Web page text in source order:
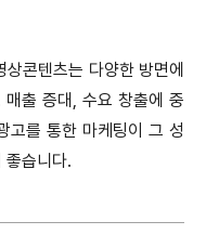
콘텐츠는 다양한 방면에
출 증대, 수요 창출에 중
고를 통한 마케팅이 그 성
좋습니다.